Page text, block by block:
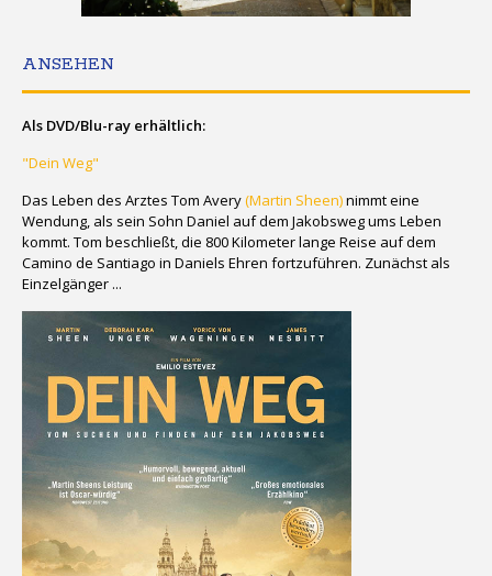
ANSEHEN
Als DVD/Blu-ray erhältlich:
"Dein Weg"
Das Leben des Arztes Tom Avery(Martin Sheen)nimmt eine
Wendung, als sein Sohn Daniel auf dem Jakobsweg ums Leben
kommt. Tom beschließt, die 800 Kilometer lange Reise auf dem
Camino de Santiago in Daniels Ehren fortzuführen. Zunächst als
Einzelgänger ...